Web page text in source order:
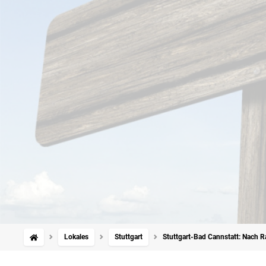
Lokales Stuttgart Stuttgart-Bad Cannstatt: Nach